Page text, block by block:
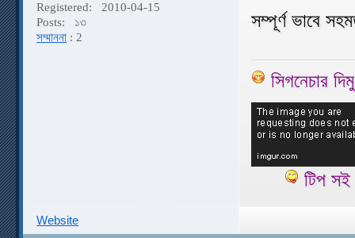
Registered:
2010-04-15
Posts:
১৩
সম্মাননা : 2
সম্পূর্ণ ভাবে
সিগনেচার
টিপ
Website